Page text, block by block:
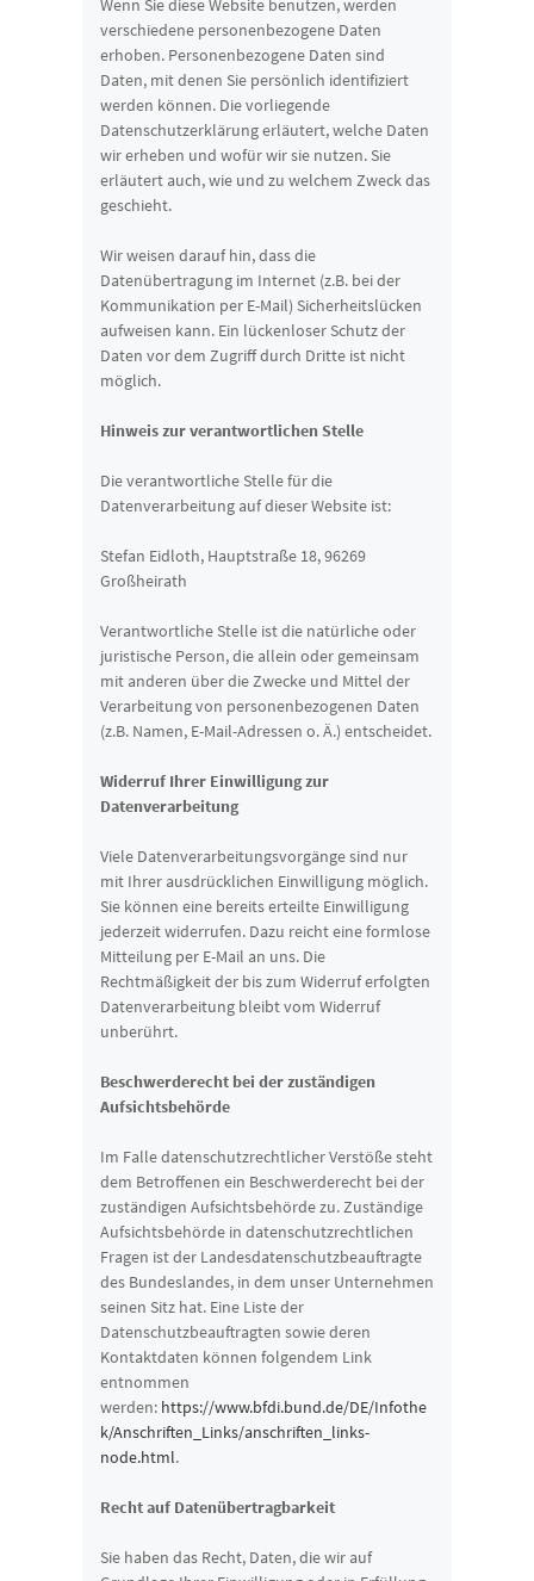
Wenn Sie diese Website benutzen, werden
verschiedene personenbezogene Daten
erhoben. Personenbezogene Daten sind
Daten, mit denen Sie persönlich identifiziert
werden können. Die vorliegende
Datenschutzerklärung erläutert, welche Daten
wir erheben und wofür wir sie nutzen. Sie
erläutert auch, wie und zu welchem Zweck das
geschieht.
Wir weisen darauf hin, dass die
Datenübertragung im Internet (z.B. bei der
Kommunikation per E-Mail) Sicherheitslücken
aufweisen kann. Ein lückenloser Schutz der
Daten vor dem Zugriff durch Dritte ist nicht
möglich.
Hinweis zur verantwortlichen Stelle
Die verantwortliche Stelle für die
Datenverarbeitung auf dieser Website ist:
Stefan Eidloth, Hauptstraße 18, 96269
Großheirath
Verantwortliche Stelle ist die natürliche oder
juristische Person, die allein oder gemeinsam
mit anderen über die Zwecke und Mittel der
Verarbeitung von personenbezogenen Daten
(z.B. Namen, E-Mail-Adressen o. Ä.) entscheidet.
Widerruf Ihrer Einwilligung zur
Datenverarbeitung
Viele Datenverarbeitungsvorgänge sind nur
mit Ihrer ausdrücklichen Einwilligung möglich.
Sie können eine bereits erteilte Einwilligung
jederzeit widerrufen. Dazu reicht eine formlose
Mitteilung per E-Mail an uns. Die
Rechtmäßigkeit der bis zum Widerruf erfolgten
Datenverarbeitung bleibt vom Widerruf
unberührt.
Beschwerderecht bei der zuständigen
Aufsichtsbehörde
Im Falle datenschutzrechtlicher Verstöße steht
dem Betroffenen ein Beschwerderecht bei der
zuständigen Aufsichtsbehörde zu. Zuständige
Aufsichtsbehörde in datenschutzrechtlichen
Fragen ist der Landesdatenschutzbeauftragte
des Bundeslandes, in dem unser Unternehmen
seinen Sitz hat. Eine Liste der
Datenschutzbeauftragten sowie deren
Kontaktdaten können folgendem Link
entnommen
werden: https://www.bfdi.bund.de/DE/Infothe
k/Anschriften_Links/anschriften_links-
node.html.
Recht auf Datenübertragbarkeit
Sie haben das Recht, Daten, die wir auf